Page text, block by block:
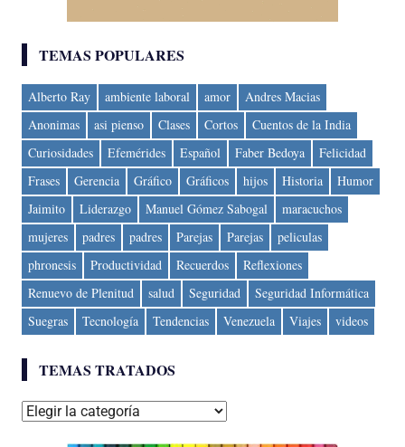
TEMAS POPULARES
Alberto Ray ambiente laboral amor
Andres Macias
Anonimas
asi pienso Clases Cortos
Cuentos de la India
Curiosidades
Efemérides Español Faber Bedoya
Felicidad
Frases
Gerencia Gráfico Gráficos hijos Historia
Humor
Jaimito
Liderazgo Manuel Gómez Sabogal
maracuchos
mujeres
padres padres Parejas Parejas
peliculas
phronesis
Productividad Recuerdos
Reflexiones
Renuevo de Plenitud
salud Seguridad
Seguridad Informática
Suegras
Tecnología Tendencias Venezuela Viajes videos
TEMAS TRATADOS
Temas